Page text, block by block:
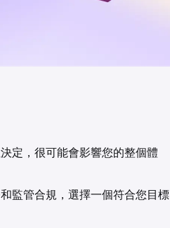
定，很可能會影響您的整個體
監管合規，選擇一個符合您目標